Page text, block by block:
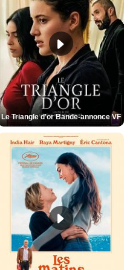
Le Triangle d'or Bande-annonce VF